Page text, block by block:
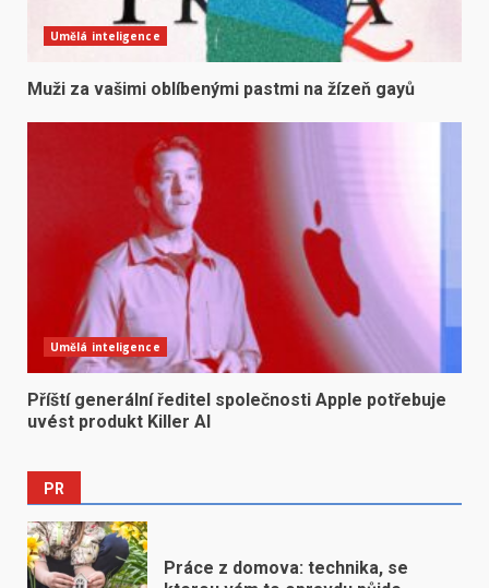
Umělá inteligence
Muži za vašimi oblíbenými pastmi na žízeň gayů
Umělá inteligence
Příští generální ředitel společnosti Apple potřebuje
uvést produkt Killer AI
PR
Práce z domova: technika, se